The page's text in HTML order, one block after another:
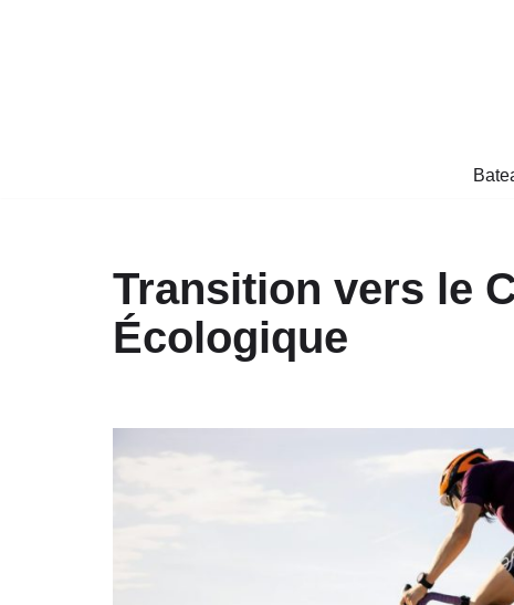
Transition vers le
Écologique